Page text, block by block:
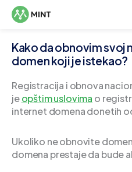
Kako da obnovim svoj
domen koji je istekao?
Registracija i obnova
jeopštim uslovima o
internet domena donetih
Ukoliko ne obnovite
domena prestaje da bude